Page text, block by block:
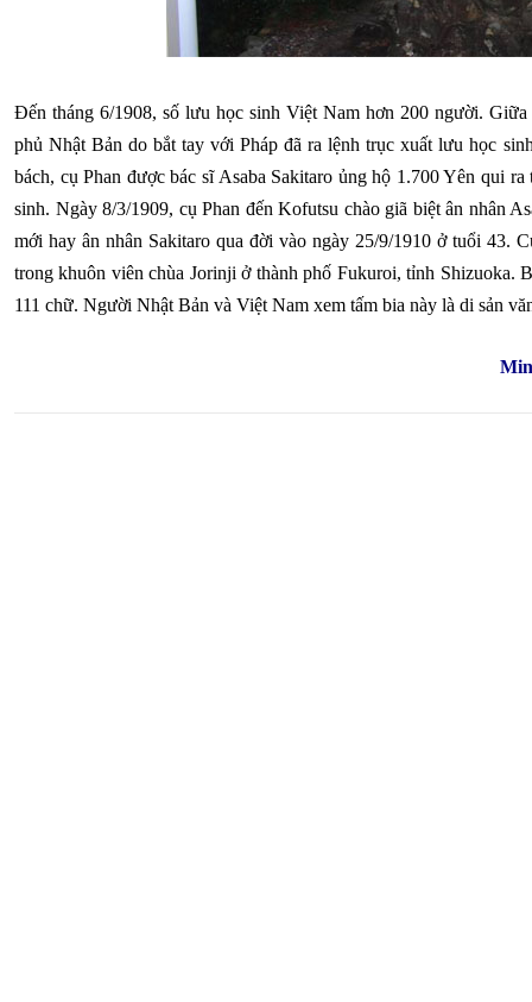
Đến tháng 6/1908, số lưu học sinh Việt Nam hơn 200 người.
phủ Nhật Bản do bắt tay với Pháp đã ra lệnh trục xuất lưu học
bách, cụ Phan được bác sĩ Asaba Sakitaro ủng hộ 1.700 Yên qui
sinh. Ngày 8/3/1909, cụ Phan đến Kofutsu chào giã biệt ân nhân
mới hay ân nhân Sakitaro qua đời vào ngày 25/9/1910 ở tuổi 43.
trong khuôn viên chùa Jorinji ở thành phố Fukuroi, tỉnh Shizuoka.
111 chữ. Người Nhật Bản và Việt Nam xem tấm bia này là di sản